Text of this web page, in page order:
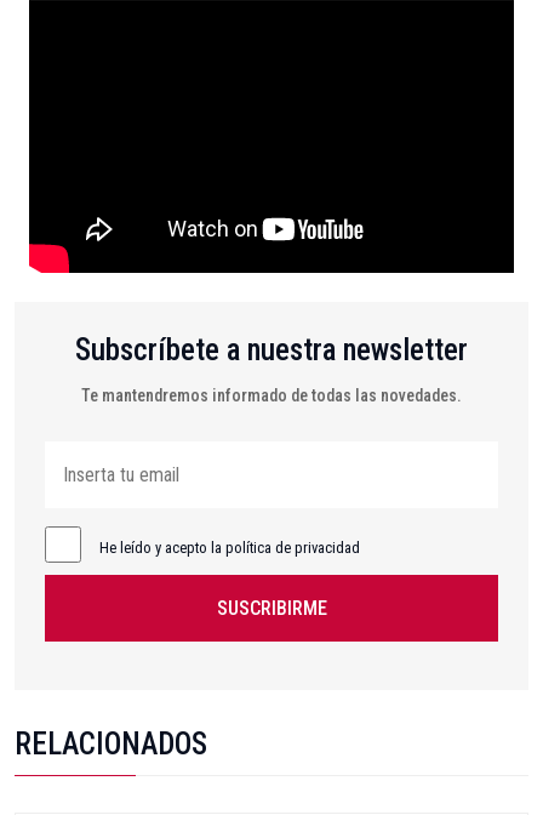
Subscríbete a nuestra newsletter
Te mantendremos informado de todas las novedades.
He leído y acepto la política de privacidad
SUSCRIBIRME
RELACIONADOS